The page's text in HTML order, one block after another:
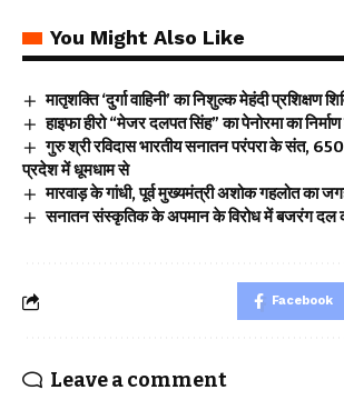
You Might Also Like
मातृशक्ति ‘दुर्गा वाहिनी’ का निशुल्क मेहंदी प्रशिक्षण
हाइफा हीरो “मेजर दलपत सिंह” का पेनोरमा का
गुरु श्री रविदास भारतीय सनातन परंपरा के संत, 650
प्रदेश में धूमधाम से
मारवाड़ के गांधी, पूर्व मुख्यमंत्री अशोक गहलोत का
सनातन संस्कृतिक के अपमान के विरोध में बजरंग दल
Facebook
Leave a comment